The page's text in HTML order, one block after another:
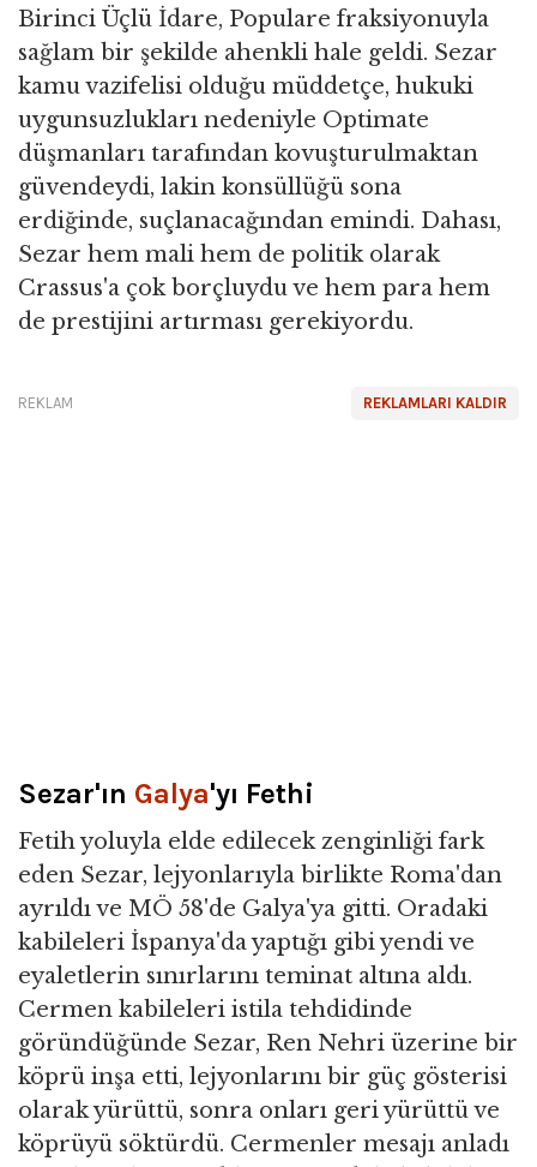
Birinci Üçlü İdare, Populare fraksiyonuyla
sağlam bir şekilde ahenkli hale geldi. Sezar
kamu vazifelisi olduğu müddetçe, hukuki
uygunsuzlukları nedeniyle Optimate
düşmanları tarafından kovuşturulmaktan
güvendeydi, lakin konsüllüğü sona
erdiğinde, suçlanacağından emindi. Dahası,
Sezar hem mali hem de politik olarak
Crassus'a çok borçluydu ve hem para hem
de prestijini artırması gerekiyordu.
REKLAMLARI KALDIR
REKLAM
Sezar'ın Galya'yı Fethi
Fetih yoluyla elde edilecek zenginliği fark
eden Sezar, lejyonlarıyla birlikte Roma'dan
ayrıldı ve MÖ 58'de Galya'ya gitti. Oradaki
kabileleri İspanya'da yaptığı gibi yendi ve
eyaletlerin sınırlarını teminat altına aldı.
Cermen kabileleri istila tehdidinde
göründüğünde Sezar, Ren Nehri üzerine bir
köprü inşa etti, lejyonlarını bir güç gösterisi
olarak yürüttü, sonra onları geri yürüttü ve
köprüyü söktürdü. Cermenler mesajı anladı